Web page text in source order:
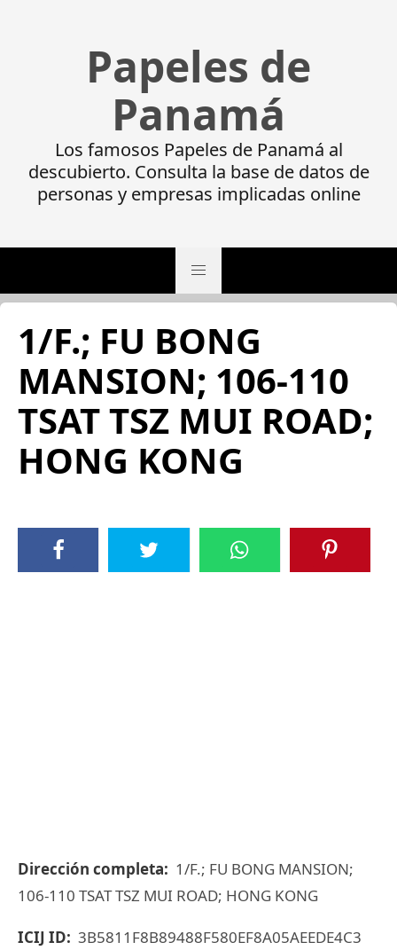
Papeles de
Panamá
Los famosos Papeles de Panamá al
descubierto. Consulta la base de datos de
personas y empresas implicadas online
1/F.; FU BONG
MANSION; 106-110
TSAT TSZ MUI ROAD;
HONG KONG
Dirección completa: 1/F.; FU BONG MANSION;
106-110 TSAT TSZ MUI ROAD; HONG KONG
ICIJ ID: 3B5811F8B89488F580EF8A05AEEDE4C3